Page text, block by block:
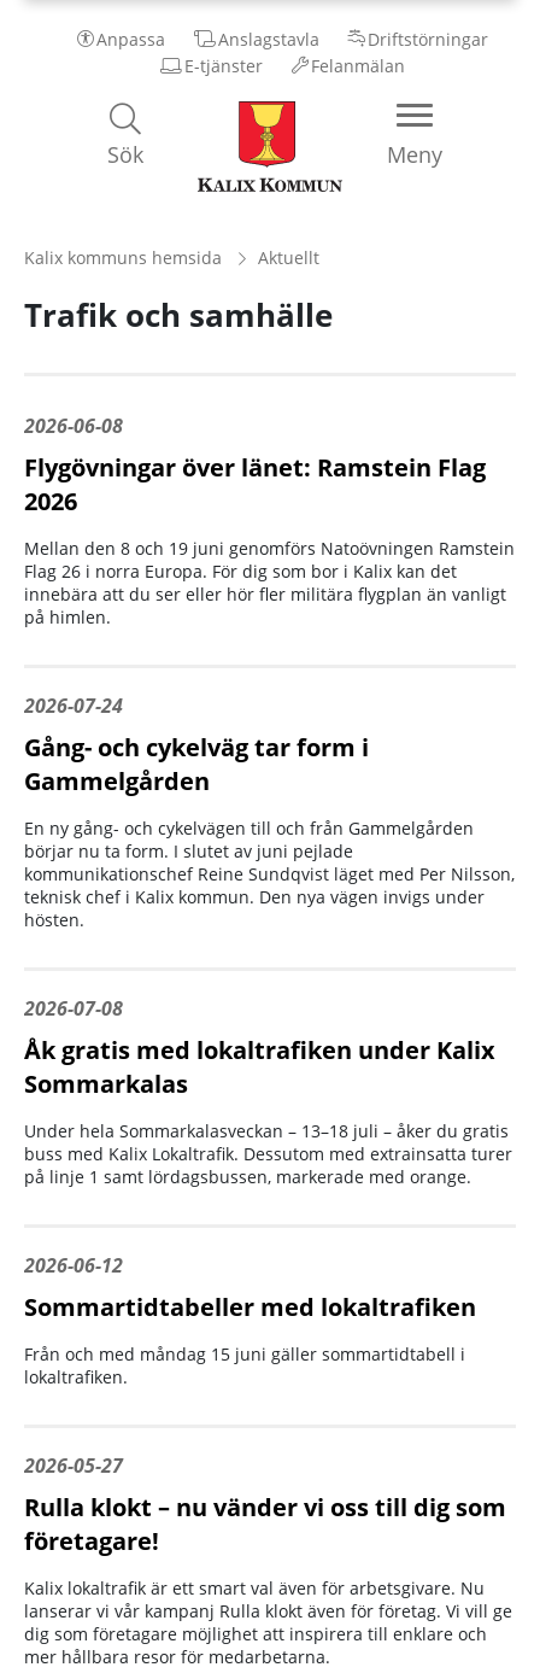
Anpassa Anslagstavla
Driftstörningar
E-tjänster
Felanmälan
Kalix
Kommun
Meny
Sök
Kalix kommuns hemsida Aktuellt
Trafik och samhälle
2026-06-08
Flygövningar över länet: Ramstein Flag
2026
Mellan den 8 och 19 juni genomförs Natoövningen Ramstein
Flag 26 i norra Europa. För dig som bor i Kalix kan det
innebära att du ser eller hör fler militära flygplan än vanligt
på himlen.
2026-07-24
Gång- och cykelväg tar form i
Gammelgården
En ny gång- och cykelvägen till och från Gammelgården
börjar nu ta form. I slutet av juni pejlade
kommunikationschef Reine Sundqvist läget med Per Nilsson,
teknisk chef i Kalix kommun. Den nya vägen invigs under
hösten.
2026-07-08
Åk gratis med lokaltrafiken under Kalix
Sommarkalas
Under hela Sommarkalasveckan – 13–18 juli – åker du gratis
buss med Kalix Lokaltrafik. Dessutom med extrainsatta turer
på linje 1 samt lördagsbussen, markerade med orange.
2026-06-12
Sommartidtabeller med lokaltrafiken
Från och med måndag 15 juni gäller sommartidtabell i
lokaltrafiken.
2026-05-27
Rulla klokt – nu vänder vi oss till dig som
företagare!
Kalix lokaltrafik är ett smart val även för arbetsgivare. Nu
lanserar vi vår kampanj Rulla klokt även för företag. Vi vill ge
dig som företagare möjlighet att inspirera till enklare och
mer hållbara resor för medarbetarna.